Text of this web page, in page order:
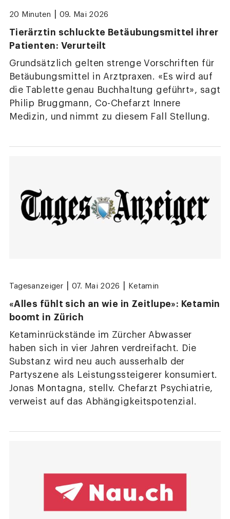
20 Minuten 09. Mai 2026
Tierärztin schluckte Betäubungsmittel ihrer
Patienten: Verurteilt
Grundsätzlich gelten strenge Vorschriften für
Betäubungsmittel in Arztpraxen. «Es wird auf
die Tablette genau Buchhaltung geführt», sagt
Philip Bruggmann, Co-Chefarzt Innere
Medizin, und nimmt zu diesem Fall Stellung.
Tagesanzeiger 07. Mai 2026 Ketamin
«Alles fühlt sich an wie in Zeitlupe»: Ketamin
boomt in Zürich
Ketaminrückstände im Zürcher Abwasser
haben sich in vier Jahren verdreifacht. Die
Substanz wird neu auch ausserhalb der
Partyszene als Leistungssteigerer konsumiert.
Jonas Montagna, stellv. Chefarzt Psychiatrie,
verweist auf das Abhängigkeitspotenzial.